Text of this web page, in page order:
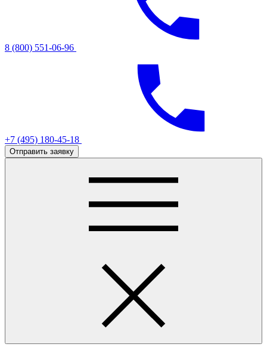
8 (800) 551-06-96
+7 (495) 180-45-18
Отправить заявку